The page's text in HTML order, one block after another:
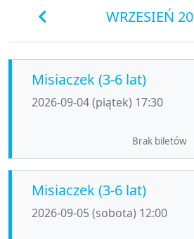
WRZESIEŃ
Misiaczek (3-6 lat)
2026-09-04 (piątek) 17:30
Brak biletów
Misiaczek (3-6 lat)
2026-09-05 (sobota) 12:00